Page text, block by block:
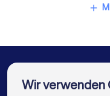
Mediatoren inadd
Wir verwenden